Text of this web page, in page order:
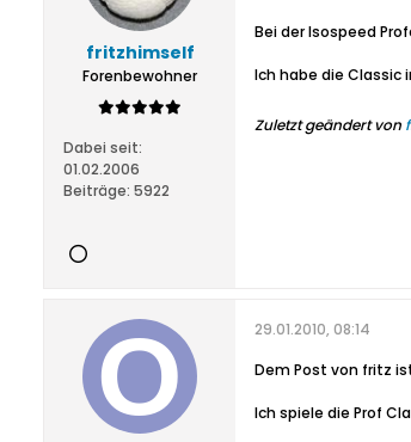
fritzhimself
Forenbewohner
Dabei seit:
01.02.2006
Beiträge: 5922
Bei der Isospeed
Ich habe die Classic
Zuletzt geändert von
29.01.2010, 08:14
Dem Post von fritz
Ich spiele die Prof